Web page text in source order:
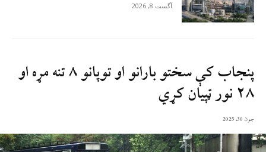
آگست 8, 2026
پنجاب کې سختو بارانو او توپانو ۸ تنه مړه او
۲۸ نور ټپيان کړي
جون 30, 2025